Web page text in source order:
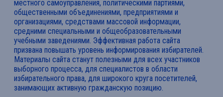
местного самоуправления, политическими партиями,
общественными объединениями, предприятиями и
организациями, средствами массовой информации,
средними специальными и общеобразовательными
учебными заведениями. Эффективная работа сайта
призвана повышать уровень информирования избирателей.
Материалы сайта станут полезными для всех участников
выборного процесса, для специалистов в области
избирательного права, для широкого круга посетителей,
занимающих активную гражданскую позицию.